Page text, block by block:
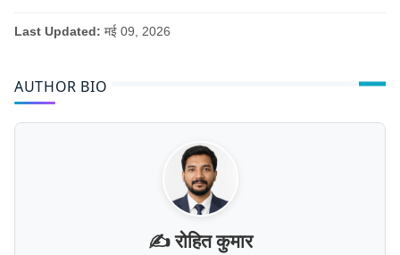
Last Updated: मई 09, 2026
AUTHOR BIO
✍️ रोहित कुमार